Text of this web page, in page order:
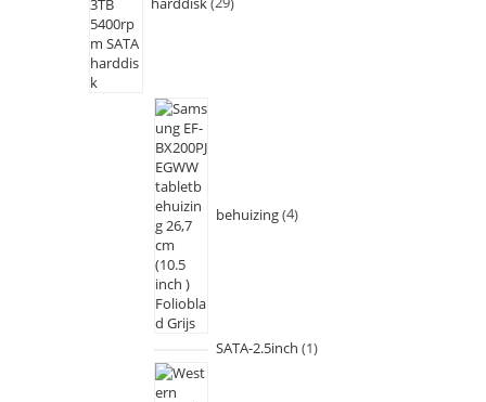
behuizing 4
SATA-2.5inch 1